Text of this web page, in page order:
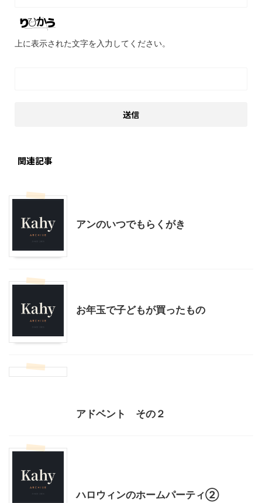
上に表示された文字を入力してください。
関連記事
アンのいつでもらくがき
お年玉で子どもが買ったもの
アドベント その２
ハロウィンのホームパーティ②